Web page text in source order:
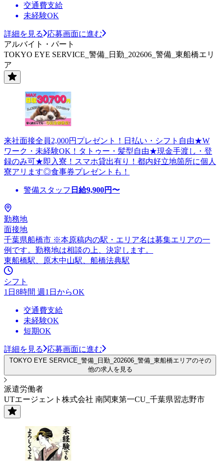
交通費支給
未経験OK
詳細を見る
応募画面に進む
アルバイト・パート
TOKYO EYE SERVICE_警備_日勤_202606_警備_東船橋エリ
ア
来社面接全員2,000円プレゼント！日払い・シフト自由★W
ワーク・未経験OK！タトゥー・髪型自由★現金手渡し・登
録のみ可★即入寮！スマホ貸出有り！都内好立地箇所に個人
寮アリます◎食事券プレゼントも！
警備スタッフ 日給9,900円〜
勤務地
面接地
千葉県船橋市 ※本原稿内の駅・エリア名は募集エリアの一
例です。勤務地は相談の上、決定します。
東船橋駅、原木中山駅、船橋法典駅
シフト
1日8時間 週1日からOK
交通費支給
未経験OK
短期OK
詳細を見る 応募画面に進む
TOKYO EYE SERVICE_警備_日勤_202606_警備_東船橋エリアのその
他の求人を見る
派遣労働者
UTエージェント株式会社 南関東第一CU_千葉県習志野市